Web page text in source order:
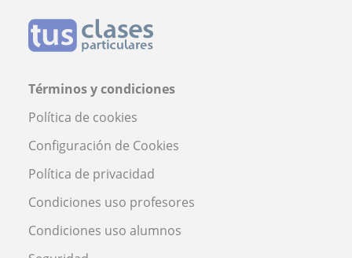
Términos y condiciones
Política de cookies
Configuración de Cookies
Política de privacidad
Condiciones uso profesores
Condiciones uso alumnos